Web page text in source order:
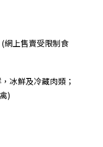
網上售賣受限制食
冰鮮及冷藏肉類；
)